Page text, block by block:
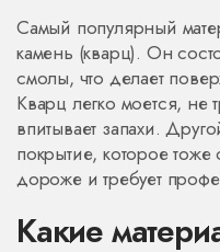
Самый популярный
камень (кварц). Он
смолы, что делает
Кварц легко моется, не
впитывает запахи.
покрытие, которое тоже
дороже и требует
Какие